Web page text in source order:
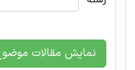
نمایش مقالات